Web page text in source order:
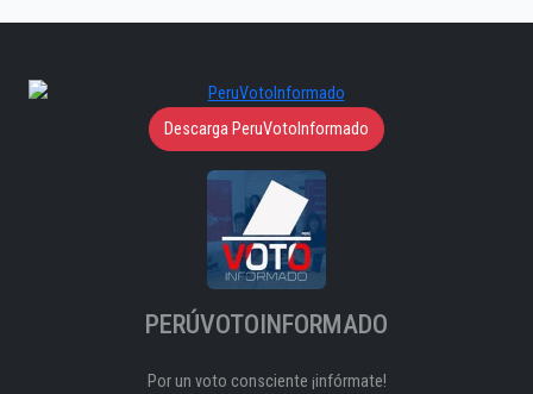
Descarga PeruVotoInformado
PERÚVOTOINFORMADO
Por un voto consciente ¡infórmate!